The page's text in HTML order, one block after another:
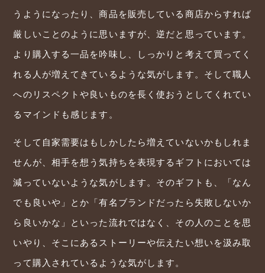
うようになったり、商品を販売している商店からすれば
厳しいことのように思いますが、逆だと思っています。
より購入する一品を吟味し、しっかりと考えて買ってく
れる人が増えてきているような気がします。そして職人
へのリスペクトや良いものを長く使おうとしてくれてい
るマインドも感じます。
そして自家需要はもしかしたら増えていないかもしれま
せんが、相手を想う気持ちを表現するギフトにおいては
減っていないような気がします。そのギフトも、「なん
でも良いや」とか「有名ブランドだったら失敗しないか
ら良いかな」といった流れではなく、その人のことを思
いやり、そこにあるストーリーや伝えたい想いを汲み取
って購入されているような気がします。